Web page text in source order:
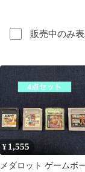
販売中のみ
¥ 1,555
メダロット ゲームボ